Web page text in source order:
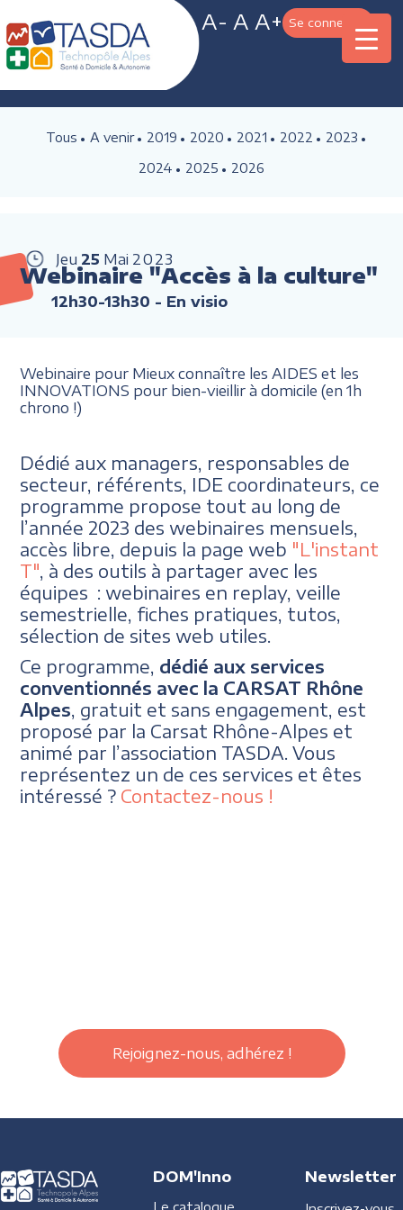
A- A A+ Se connecter
Tous A venir 2019 2020 2021 2022
2023
2024
2025 2026
Jeu 25 Mai 2023
Webinaire "Accès à la culture"
12h30-13h30 - En visio
Webinaire pour Mieux connaître les AIDES et les
INNOVATIONS pour bien-vieillir à domicile (en 1h
chrono !)
Dédié aux managers, responsables de
secteur, référents, IDE coordinateurs, ce
programme propose tout au long de
l’année 2023 des webinaires mensuels,
accès libre, depuis la page web "L'instant
T" , à des outils à partager avec les
équipes : webinaires en replay, veille
semestrielle, fiches pratiques, tutos,
sélection de sites web utiles.
Ce programme, dédié aux services
conventionnés avec la CARSAT Rhône
Alpes , gratuit et sans engagement, est
proposé par la Carsat Rhône-Alpes et
animé par l’association TASDA. Vous
représentez un de ces services et êtes
intéressé ? Contactez-nous !
Rejoignez-nous, adhérez !
DOM'Inno
Le catalogue
Newsletter